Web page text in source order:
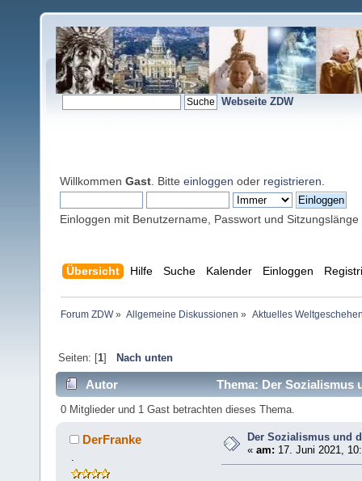
Webseite ZDW
Willkommen Gast . Bitte einloggen oder registrieren
Einloggen mit Benutzername, Passwort und Sitzungslänge
Übersicht Hilfe Suche Kalender Einloggen
Forum ZDW» Allgemeine Diskussionen » Aktuelles
Seiten: [1] Nach unten
Autor Thema: Der Sozialismus
0 Mitglieder und 1 Gast betrachten dieses Thema.
DerFranke
Der Sozialismus und
«am: 17. Juni 2021,